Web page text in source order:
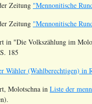
Zeitung "Mennonitische
Zeitung "Mennonitische
in "Die Volkszählung im
185
Wähler (Wahlberechtigen) in
Molotschna in Liste der